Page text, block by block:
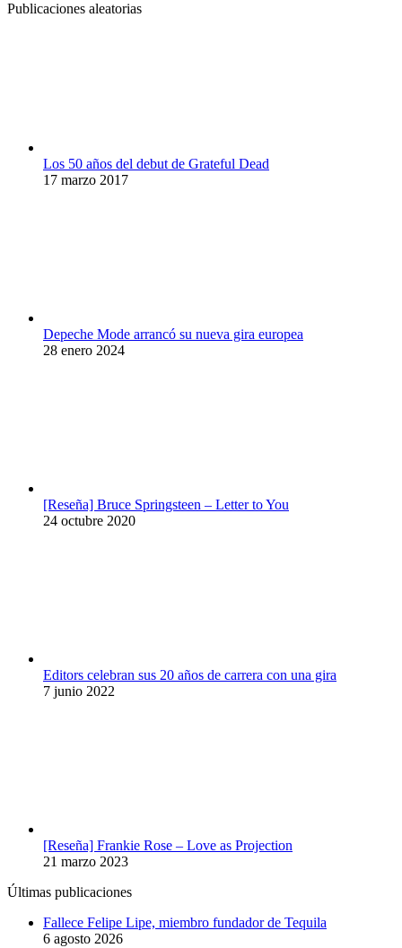
Publicaciones aleatorias
Los 50 años del debut de Grateful Dead
17 marzo 2017
Depeche Mode arrancó su nueva gira europea
28 enero 2024
[Reseña] Bruce Springsteen – Letter to You
24 octubre 2020
Editors celebran sus 20 años de carrera con una gira
7 junio 2022
[Reseña] Frankie Rose – Love as Projection
21 marzo 2023
Últimas publicaciones
Fallece Felipe Lipe, miembro fundador de Tequila
6 agosto 2026